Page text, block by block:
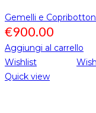
Gemelli e
€900.00
Aggiungi al carrello
Wishlist
Quick view